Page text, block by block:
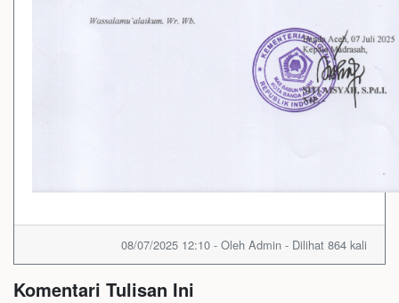
08/07/2025 12:10 - Oleh Admin - Dilihat 864 kali
Komentari Tulisan Ini